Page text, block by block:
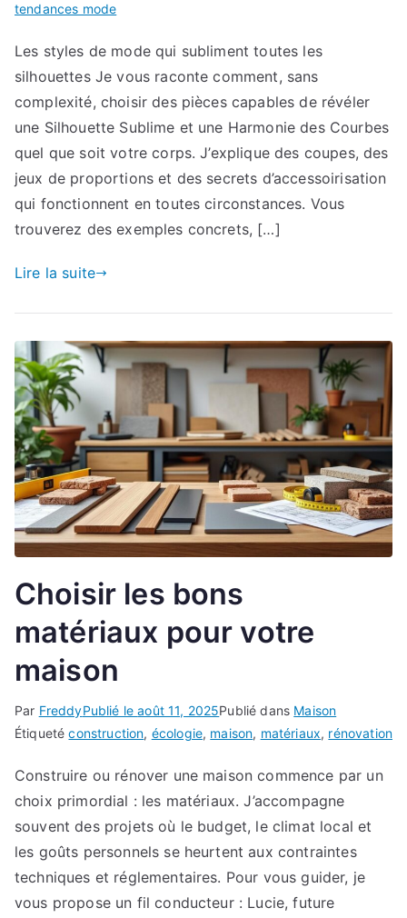
tendances mode
Les styles de mode qui subliment toutes les
silhouettes Je vous raconte comment, sans
complexité, choisir des pièces capables de révéler
une Silhouette Sublime et une Harmonie des Courbes
quel que soit votre corps. J’explique des coupes, des
jeux de proportions et des secrets d’accessoirisation
qui fonctionnent en toutes circonstances. Vous
trouverez des exemples concrets, […]
Lire la suite
Choisir les bons
matériaux pour votre
maison
Par FreddyPublié leaoût 11, 2025Publié dans Maison
Étiquetéconstruction, écologie, maison, matériaux, rénovation
Construire ou rénover une maison commence par un
choix primordial : les matériaux. J’accompagne
souvent des projets où le budget, le climat local et
les goûts personnels se heurtent aux contraintes
techniques et réglementaires. Pour vous guider, je
vous propose un fil conducteur : Lucie, future